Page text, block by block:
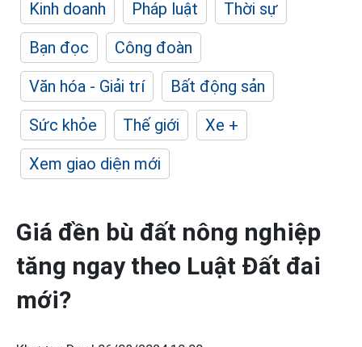
Kinh doanh
Pháp luật
Thời sự
Bạn đọc
Công đoàn
Văn hóa - Giải trí
Bất động sản
Sức khỏe
Thế giới
Xe +
Xem giao diện mới
Giá đền bù đất nông nghiệp
tăng ngay theo Luật Đất đai
mới?